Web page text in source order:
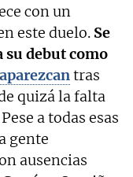
con un
este duelo. Se
su debut como
tras
quizá la falta
a todas esas
gente
ausencias